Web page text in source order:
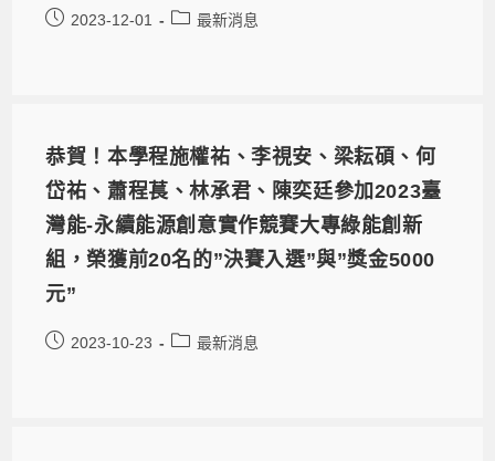
2023-12-01 最新消息
恭賀！本學程施權祐、李視安、梁耘碩、何
岱祐、蕭程萇、林承君、陳奕廷參加2023臺
灣能-永續能源創意實作競賽大專綠能創新
組，榮獲前20名的”決賽入選”與”獎金5000
元”
2023-10-23 最新消息